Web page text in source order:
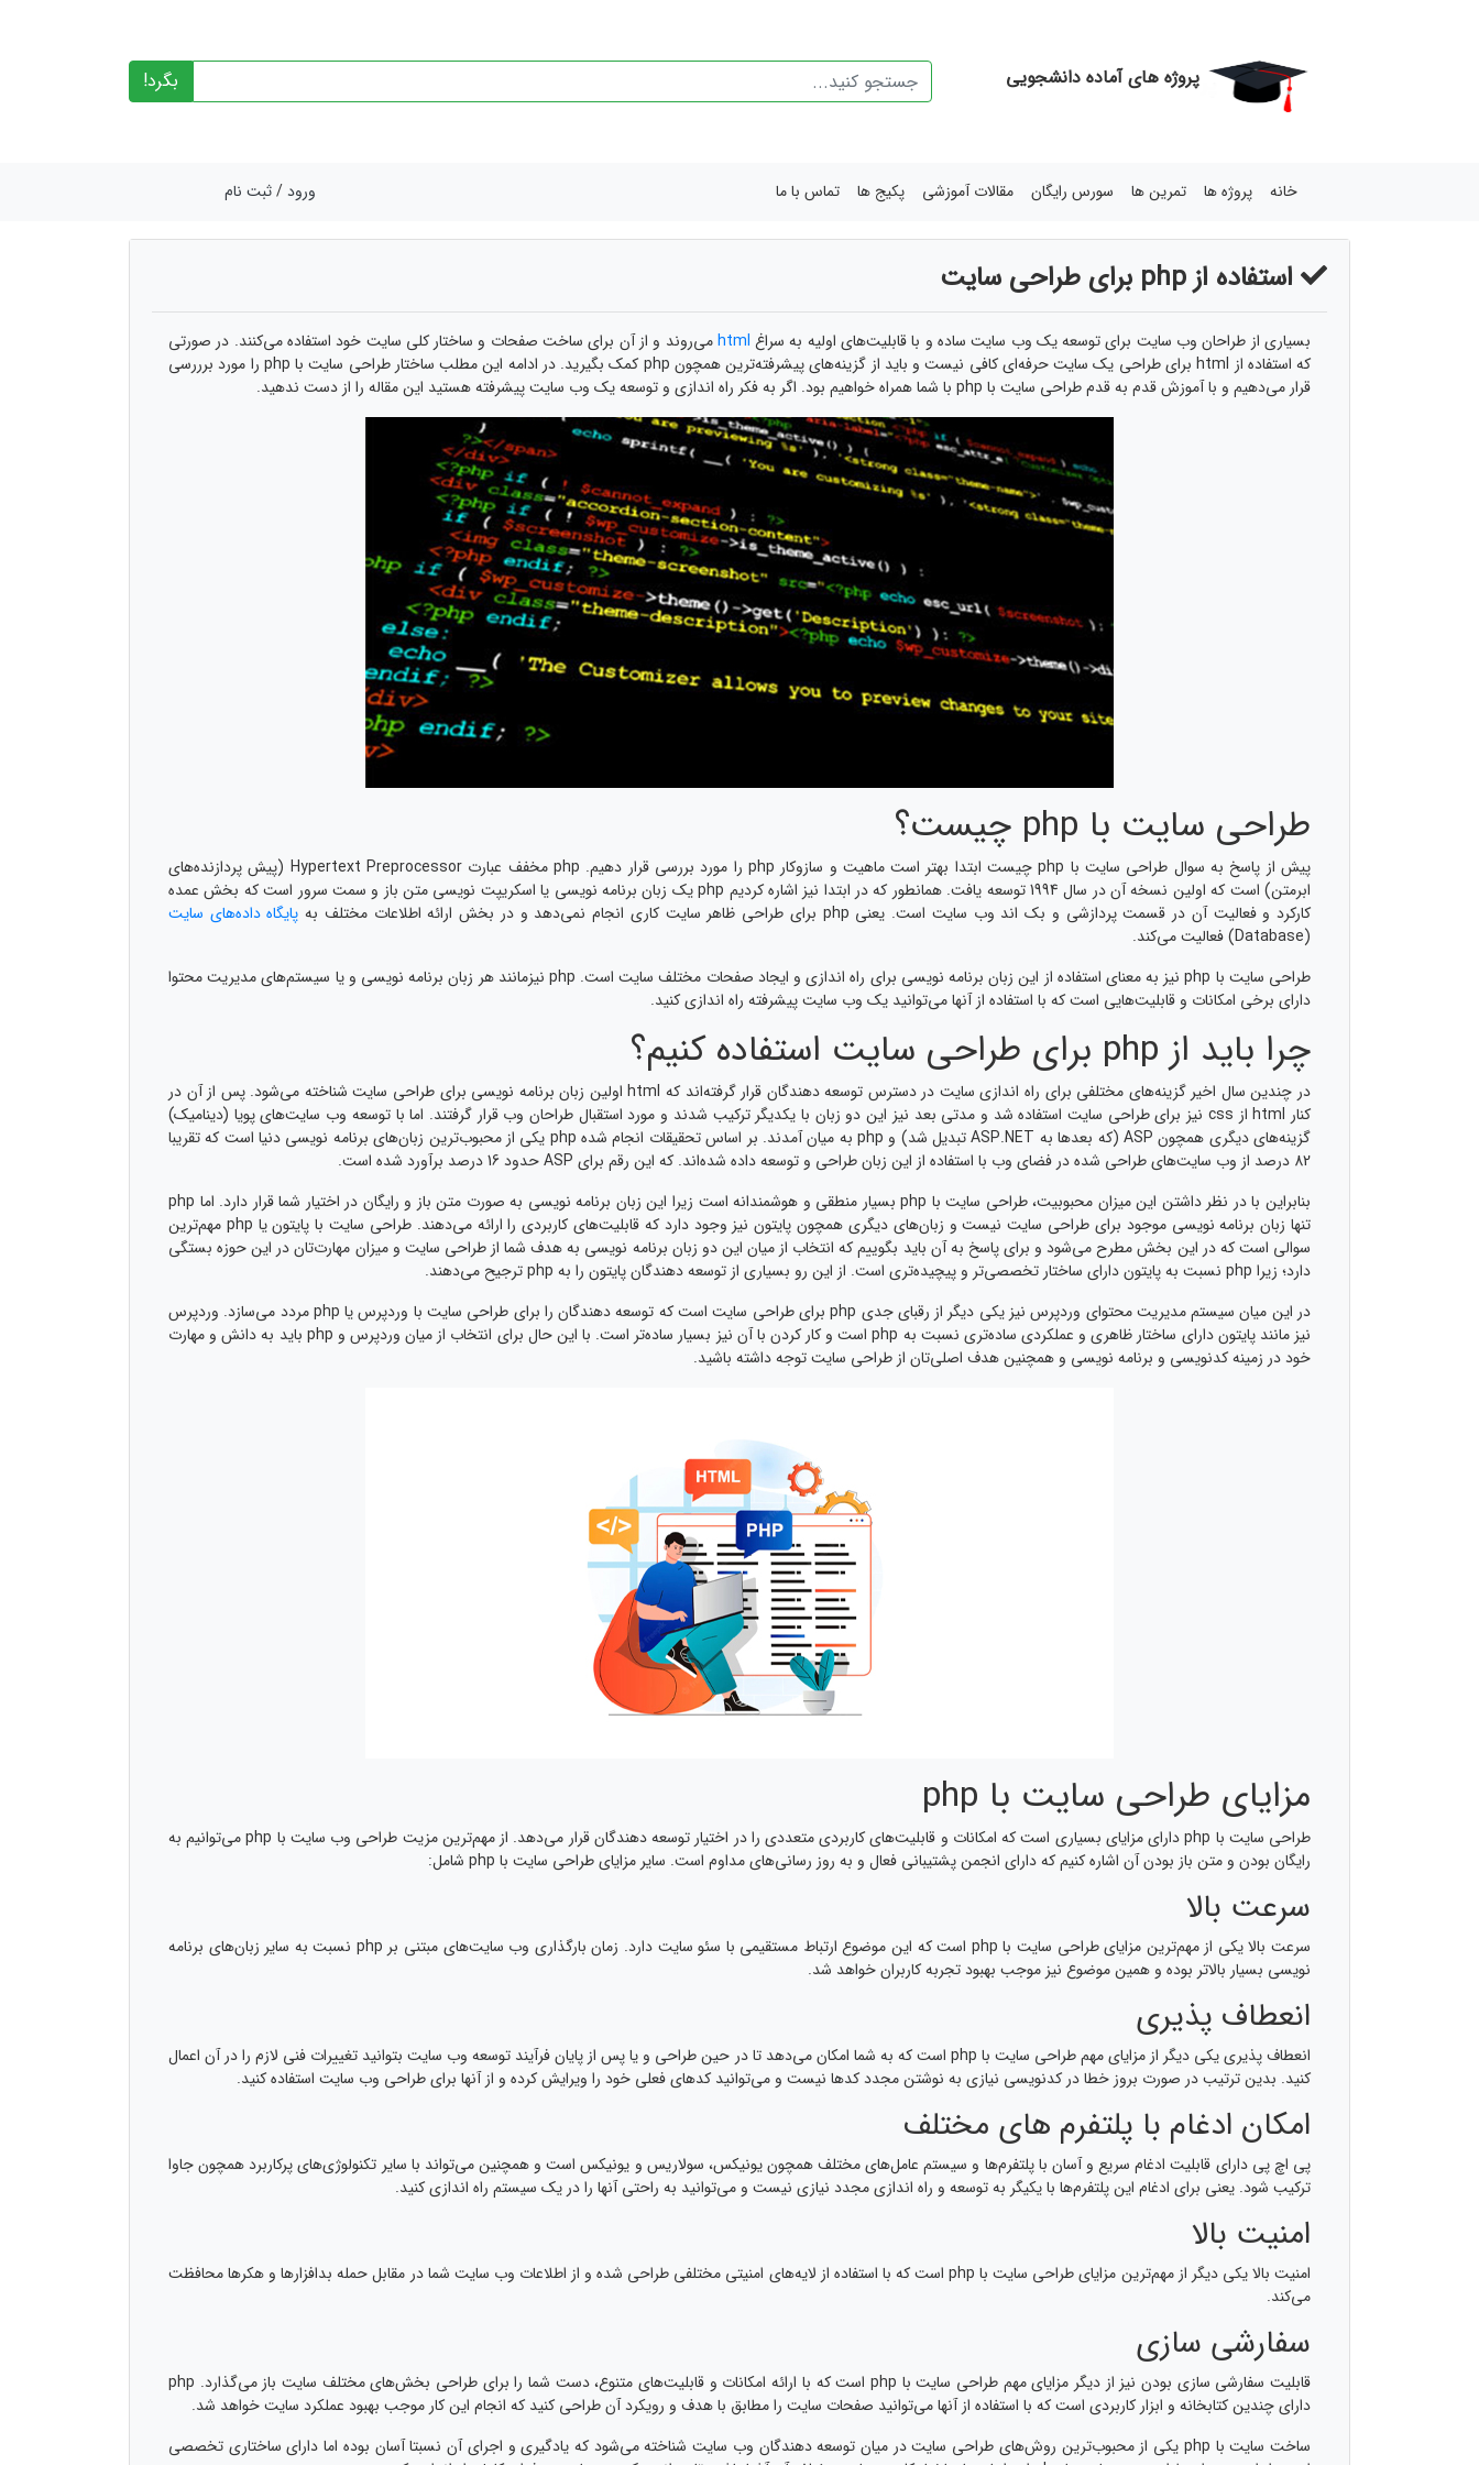
پروژه های آماده دانشجویی بگرد!
خانه پروژه ها تمرین ها سورس رایگان مقالات آموزشی پکیج ها تماس با ما ورود /ثبت نام
استفاده از php برای طراحی سایت
بسیاری از طراحان وب سایت برای توسعه یک وب سایت ساده و با قابلیت‌های اولیه به سراغ htmlمی‌روند و از آن برای ساخت صفحات و ساختار کلی سایت خود استفاده می‌کنند. در صورتی
که استفاده از html برای طراحی یک سایت حرفه‌ای کافی نیست و باید از گزینه‌های پیشرفته‌ترین همچون php کمک بگیرید. در ادامه این مطلب ساختار طراحی سایت با php را مورد برررسی
قرار می‌دهیم و با آموزش قدم به قدم طراحی سایت با php با شما همراه خواهیم بود. اگر به فکر راه اندازی و توسعه یک وب سایت پیشرفته هستید این مقاله را از دست ندهید.
طراحی سایت با php چیست؟
پیش از پاسخ به سوال طراحی سایت با php چیست ابتدا بهتر است ماهیت و سازوکار php را مورد بررسی قرار دهیم. php مخفف عبارت Hypertext Preprocessor (پیش پردازنده‌های
ابرمتن) است که اولین نسخه آن در سال 1994 توسعه یافت. همانطور که در ابتدا نیز اشاره کردیم php یک زبان برنامه نویسی یا اسکریپت نویسی متن باز و سمت سرور است که بخش عمده
کارکرد و فعالیت آن در قسمت پردازشی و بک اند وب سایت است. یعنی php برای طراحی ظاهر سایت کاری انجام نمی‌دهد و در بخش ارائه اطلاعات مختلف به
پایگاه داده‌های سایت
(Database) فعالیت می‌کند.
طراحی سایت با php نیز به معنای استفاده از این زبان برنامه نویسی برای راه اندازی و ایجاد صفحات مختلف سایت است. php نیزمانند هر زبان برنامه نویسی و یا سیستم‌های مدیریت محتوا
دارای برخی امکانات و قابلیت‌هایی است که با استفاده از آنها می‌توانید یک وب سایت پیشرفته راه اندازی کنید.
چرا باید از php برای طراحی سایت استفاده کنیم؟
در چندین سال اخیر گزینه‌های مختلفی برای راه اندازی سایت در دسترس توسعه دهندگان قرار گرفته‌اند که html اولین زبان برنامه نویسی برای طراحی سایت شناخته می‌شود. پس از آن در
کنار html از css نیز برای طراحی سایت استفاده شد و مدتی بعد نیز این دو زبان با یکدیگر ترکیب شدند و مورد استقبال طراحان وب قرار گرفتند. اما با توسعه وب سایت‌های پویا (دینامیک)
گزینه‌های دیگری همچون ASP (که بعدها به ASP.NET تبدیل شد) و php به میان آمدند. بر اساس تحقیقات انجام شده php یکی از محبوب‌ترین زبان‌های برنامه نویسی دنیا است که تقریبا
82 درصد از وب سایت‌های طراحی شده در فضای وب با استفاده از این زبان طراحی و توسعه داده شده‌اند. که این رقم برای ASP حدود 16 درصد برآورد شده است.
بنابراین با در نظر داشتن این میزان محبوبیت، طراحی سایت با php بسیار منطقی و هوشمندانه است زیرا این زبان برنامه نویسی به صورت متن باز و رایگان در اختیار شما قرار دارد. اما php
تنها زبان برنامه نویسی موجود برای طراحی سایت نیست و زبان‌های دیگری همچون پایتون نیز وجود دارد که قابلیت‌های کاربردی را ارائه می‌دهند. طراحی سایت با پایتون یا php مهم‌ترین
سوالی است که در این بخش مطرح می‌شود و برای پاسخ به آن باید بگوییم که انتخاب از میان این دو زبان برنامه نویسی به هدف شما از طراحی سایت و میزان مهارت‌تان در این حوزه بستگی
دارد؛ زیرا php نسبت به پایتون دارای ساختار تخصصی‌تر و پیچیده‌تری است. از این رو بسیاری از توسعه دهندگان پایتون را به php ترجیح می‌دهند.
در این میان سیستم مدیریت محتوای وردپرس نیز یکی دیگر از رقبای جدی php برای طراحی سایت است که توسعه دهندگان را برای طراحی سایت با وردپرس یا php مردد می‌سازد. وردپرس
نیز مانند پایتون دارای ساختار ظاهری و عملکردی ساده‌تری نسبت به php است و کار کردن با آن نیز بسیار ساده‌تر است. با این حال برای انتخاب از میان وردپرس و php باید به دانش و مهارت
خود در زمینه کدنویسی و برنامه نویسی و همچنین هدف اصلی‌تان از طراحی سایت توجه داشته باشید.
مزایای طراحی سایت با php
طراحی سایت با php دارای مزایای بسیاری است که امکانات و قابلیت‌های کاربردی متعددی را در اختیار توسعه دهندگان قرار می‌دهد. از مهم‌ترین مزیت طراحی وب سایت با php می‌توانیم به
رایگان بودن و متن باز بودن آن اشاره کنیم که دارای انجمن پشتیبانی فعال و به روز رسانی‌های مداوم است. سایر مزایای طراحی سایت با php شامل:
سرعت بالا
سرعت بالا یکی از مهم‌ترین مزایای طراحی سایت با php است که این موضوع ارتباط مستقیمی با سئو سایت دارد. زمان بارگذاری وب سایت‌های مبتنی بر php نسبت به سایر زبان‌های برنامه
نویسی بسیار بالاتر بوده و همین موضوع نیز موجب بهبود تجربه کاربران خواهد شد.
انعطاف پذیری
انعطاف پذیری یکی دیگر از مزایای مهم طراحی سایت با php است که به شما امکان می‌دهد تا در حین طراحی و یا پس از پایان فرآیند توسعه وب سایت بتوانید تغییرات فنی لازم را در آن اعمال
کنید. بدین ترتیب در صورت بروز خطا در کدنویسی نیازی به نوشتن مجدد کدها نیست و می‌توانید کدهای فعلی خود را ویرایش کرده و از آنها برای طراحی وب سایت استفاده کنید.
امکان ادغام با پلتفرم های مختلف
پی اچ پی دارای قابلیت ادغام سریع و آسان با پلتفرم‌ها و سیستم‌ عامل‌های مختلف همچون یونیکس، سولاریس و یونیکس است و همچنین می‌تواند با سایر تکنولوژی‌های پرکاربرد همچون جاوا
ترکیب شود. یعنی برای ادغام این پلتفرم‌ها با یکیگر به توسعه و راه اندازی مجدد نیازی نیست و می‌توانید به راحتی آنها را در یک سیستم راه اندازی کنید.
امنیت بالا
امنیت بالا یکی دیگر از مهم‌ترین مزایای طراحی سایت با php است که با استفاده از لایه‌های امنیتی مختلفی طراحی شده و از اطلاعات وب سایت شما در مقابل حمله بدافزارها و هکرها محافظت
می‌کند.
سفارشی سازی
قابلیت سفارشی سازی بودن نیز از دیگر مزایای مهم طراحی سایت با php است که با ارائه امکانات و قابلیت‌های متنوع، دست شما را برای طراحی بخش‌های مختلف سایت باز می‌گذارد. php
دارای چندین کتابخانه و ابزار کاربردی است که با استفاده از آنها می‌توانید صفحات سایت را مطابق با هدف و رویکرد آن طراحی کنید که انجام این کار موجب بهبود عملکرد سایت خواهد شد.
ساخت سایت با php یکی از محبوب‌ترین روش‌های طراحی سایت در میان توسعه دهندگان وب سایت شناخته می‌شود که یادگیری و اجرای آن نسبتا آسان بوده اما دارای ساختاری تخصصی